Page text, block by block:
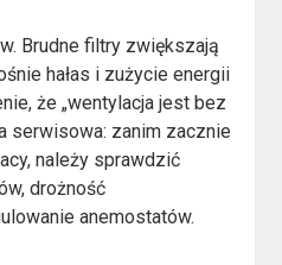
Brudne filtry zwiększają
hałas i zużycie energii
że „wentylacja jest bez
serwisowa: zanim zacznie
należy sprawdzić
drożność
anemostatów.